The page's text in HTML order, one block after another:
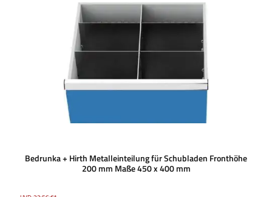
Bedrunka + Hirth Metalleinteilung für Schubladen Fronthöhe
200 mm Maße 450 x 400 mm